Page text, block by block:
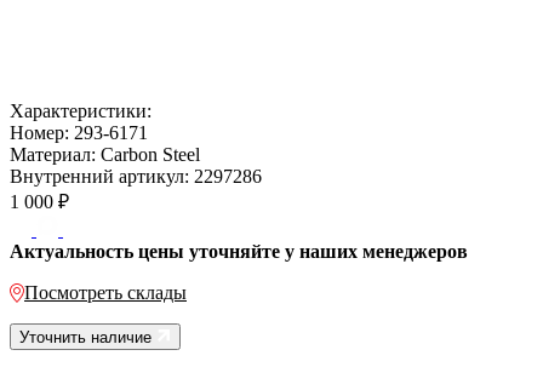
Характеристики:
Номер: 293-6171
Материал: Carbon Steel
Внутренний артикул: 2297286
1 000 ₽
Актуальность цены уточняйте у наших менеджеров
Посмотреть склады
Уточнить наличие